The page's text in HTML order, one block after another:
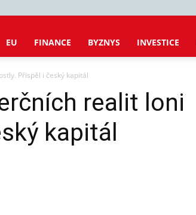
EU FINANCE BYZNYS INVESTICE
Přispěl i český kapitál
realit loni
kapitál